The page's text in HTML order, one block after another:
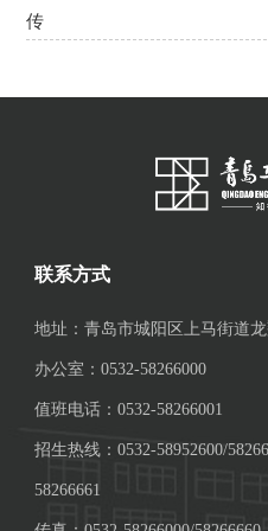
联系方式
地址：青岛市城阳区上马街道
办公室：0532-58266000
值班电话：0532-58266001
招生热线：0532-58952600/
58266661